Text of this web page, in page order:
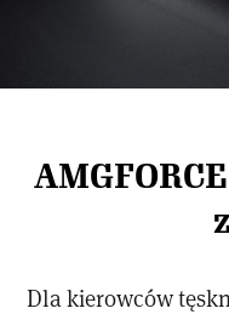
Dla kierowców